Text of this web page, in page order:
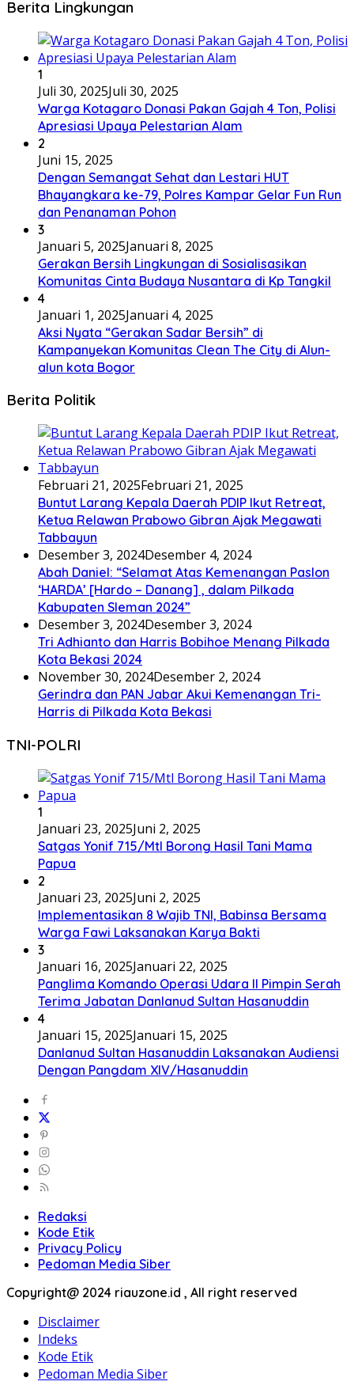
Berita Lingkungan
1
Juli 30, 2025Juli 30, 2025
Warga Kotagaro Donasi Pakan Gajah 4 Ton, Polisi
Apresiasi Upaya Pelestarian Alam
2
Juni 15, 2025
Dengan Semangat Sehat dan Lestari HUT
Bhayangkara ke-79, Polres Kampar Gelar Fun Run
dan Penanaman Pohon
3
Januari 5, 2025Januari 8, 2025
Gerakan Bersih Lingkungan di Sosialisasikan
Komunitas Cinta Budaya Nusantara di Kp Tangkil
4
Januari 1, 2025Januari 4, 2025
Aksi Nyata “Gerakan Sadar Bersih” di
Kampanyekan Komunitas Clean The City di Alun-
alun kota Bogor
Berita Politik
Februari 21, 2025Februari 21, 2025
Buntut Larang Kepala Daerah PDIP Ikut Retreat,
Ketua Relawan Prabowo Gibran Ajak Megawati
Tabbayun
Desember 3, 2024Desember 4, 2024
Abah Daniel: “Selamat Atas Kemenangan Paslon
‘HARDA’ [Hardo – Danang] , dalam Pilkada
Kabupaten Sleman 2024”
Desember 3, 2024Desember 3, 2024
Tri Adhianto dan Harris Bobihoe Menang Pilkada
Kota Bekasi 2024
November 30, 2024Desember 2, 2024
Gerindra dan PAN Jabar Akui Kemenangan Tri-
Harris di Pilkada Kota Bekasi
TNI-POLRI
1
Januari 23, 2025Juni 2, 2025
Satgas Yonif 715/Mtl Borong Hasil Tani Mama
Papua
2
Januari 23, 2025Juni 2, 2025
Implementasikan 8 Wajib TNI, Babinsa Bersama
Warga Fawi Laksanakan Karya Bakti
3
Januari 16, 2025Januari 22, 2025
Panglima Komando Operasi Udara II Pimpin Serah
Terima Jabatan Danlanud Sultan Hasanuddin
4
Januari 15, 2025Januari 15, 2025
Danlanud Sultan Hasanuddin Laksanakan Audiensi
Dengan Pangdam XIV/Hasanuddin
Redaksi
Kode Etik
Privacy Policy
Pedoman Media Siber
Copyright@ 2024 riauzone.id , All right reserved
Disclaimer
Indeks
Kode Etik
Pedoman Media Siber